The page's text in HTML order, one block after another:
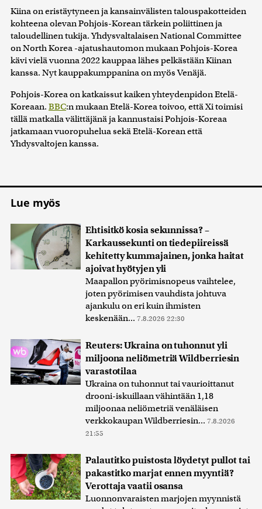
Kiina on eristäytyneen ja kansainvälisten talouspakotteiden
kohteena olevan Pohjois-Korean tärkein poliittinen ja
taloudellinen tukija. Yhdysvaltalaisen National Committee
on North Korea -ajatushautomon mukaan Pohjois-Korea
kävi vielä vuonna 2022 kauppaa lähes pelkästään Kiinan
kanssa. Nyt kauppakumppanina on myös Venäjä.
Pohjois-Korea on katkaissut kaiken yhteydenpidon Etelä-
Koreaan. BBC:n mukaan Etelä-Korea toivoo, että Xi toimisi
tällä matkalla välittäjänä ja kannustaisi Pohjois-Koreaa
jatkamaan vuoropuhelua sekä Etelä-Korean että
Yhdysvaltojen kanssa.
Lue myös
Ehtisitkö kosia sekunnissa? –
Karkaussekunti on tiedepiireissä
kehitetty kummajainen, jonka haitat
ajoivat hyötyjen yli
Maapallon pyörimisnopeus vaihtelee,
joten pyörimisen vauhdista johtuva
ajankulu on eri kuin ihmisten
keskenään... 7.8.2026 22:30
Reuters: Ukraina on tuhonnut yli
miljoona neliömetriä Wildberriesin
varastotilaa
Ukraina on tuhonnut tai vaurioittanut
drooni-iskuillaan vähintään 1,18
miljoonaa neliömetriä venäläisen
verkkokaupan Wildberriesin... 7.8.2026
21:55
Palautitko puistosta löydetyt pullot tai
pakastitko marjat ennen myyntiä?
Verottaja vaatii osansa
Luonnonvaraisten marjojen myynnistä